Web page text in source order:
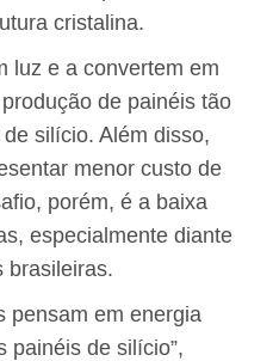
cristalina.
luz e a convertem em
de painéis tão
silício. Além disso,
menor custo de
porém, é a baixa
especialmente diante
brasileiras.
pensam em energia
painéis de silício”,